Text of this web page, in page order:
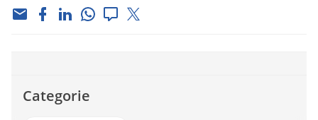
Categorie